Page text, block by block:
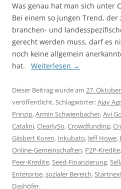
Was genau hat man sich unter
Bei einem so jungen Trend,
branchen- und
gerecht werden muss, darf es
noch keine allgemein
hat. Weiterlesen →
Dieser Beitrag wurde am 27.
veröffentlicht. Schlagwörter:Ajay
Prinzip,Armin Schwienbacher,Avi
Catalini,ClearlySo,Crowdfunding,
Gijsbert Koren, Inkubato, Jeff Howe,
Online-Gemeinschaften, P2P-Kredite,
Peer-Kredite,Seed-Finanzierung,
Enterprise,sozialer Bereich,
Dashöfer.